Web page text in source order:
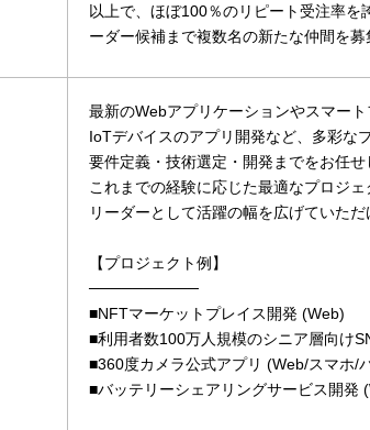
以上で、ほぼ100％のリピート受注率
ーダー候補まで複数名の新たな仲間を募
最新のWebアプリケーションやスマート
IoTデバイスのアプリ開発など、多彩な
要件定義・技術選定・開発までをお任せ
これまでの経験に応じた最適なプロジェ
リーダーとして活躍の幅を広げていただ
【プロジェクト例】
──────────
■NFTマーケットプレイス開発 (Web)
■利用者数100万人規模のシニア層向け
■360度カメラ公式アプリ (Web/スマホ/
■バッテリーシェアリングサービス開発